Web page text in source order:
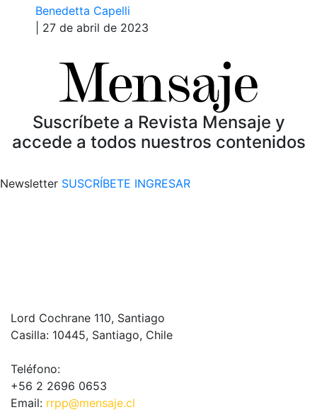
Benedetta Capelli
| 27 de abril de 2023
Suscríbete a Revista Mensaje y
accede a todos nuestros contenidos
Newsletter SUSCRÍBETE INGRESAR
Lord Cochrane 110, Santiago
Casilla: 10445, Santiago, Chile
Teléfono:
+56 2 2696 0653
Email: rrpp@mensaje.cl